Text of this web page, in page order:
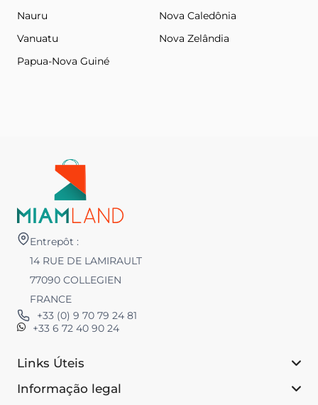
Nauru
Nova Caledônia
Vanuatu
Nova Zelândia
Papua-Nova Guiné
Entrepôt :
14 RUE DE LAMIRAULT
77090 COLLEGIEN
FRANCE
+33 (0) 9 70 79 24 81
+33 6 72 40 90 24
Links Úteis
Informação legal